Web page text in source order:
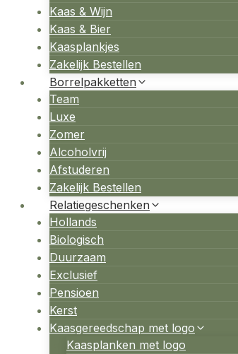
Kaas & Wijn
Kaas & Bier
Kaasplankjes
Zakelijk Bestellen
Borrelpakketten
Team
Luxe
Zomer
Alcoholvrij
Afstuderen
Zakelijk Bestellen
Relatiegeschenken
Hollands
Biologisch
Duurzaam
Exclusief
Pensioen
Kerst
Kaasgereedschap met logo
Kaasplanken met logo